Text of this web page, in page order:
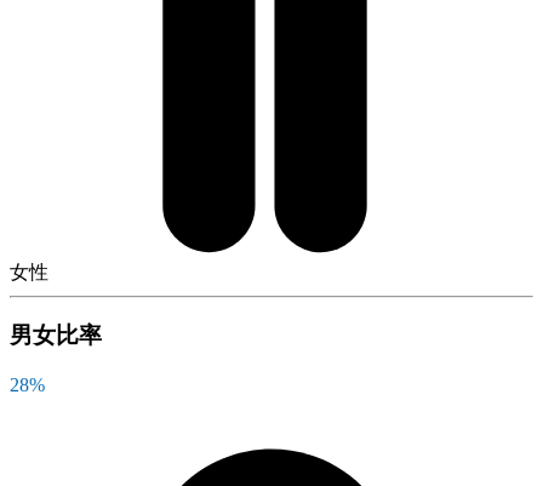
女性
男女比率
28%